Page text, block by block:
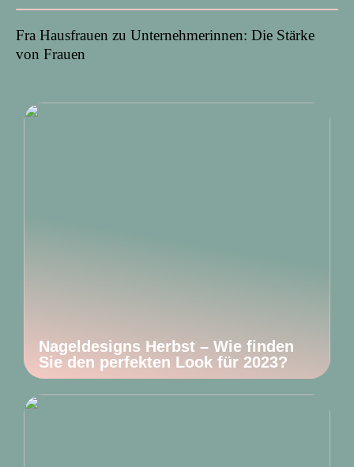
Fra Hausfrauen zu Unternehmerinnen: Die Stärke
von Frauen
Nageldesigns Herbst – Wie finden
Sie den perfekten Look für 2023?